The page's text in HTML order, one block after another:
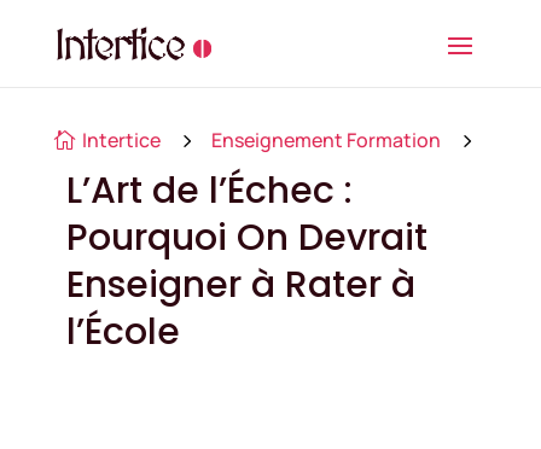
 Intertice 5 Enseignement Formation 5
L’Art de l’Échec :
Pourquoi On Devrait
Enseigner à Rater à
l’École